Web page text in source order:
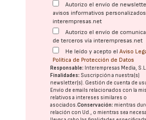
Autorizo el envío de
avisos informativos
interempresas.net
Autorizo el envío de
de terceros vía interempresas.net
He leído y acepto elAviso
Política de Protección de Datos
Responsable: Interempresas Media,
Finalidades: Suscripción a nuestra(s)
newsletter(s). Gestión de cuenta de
Envío de emails relacionados con la
relativos a intereses similares o
asociados.Conservación: mientras
relación con Ud., o mientras sea